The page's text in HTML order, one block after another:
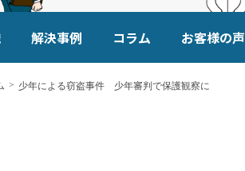
解決事例 コラム お客様の声
少年による窃盗事件 少年審判で保護観察に